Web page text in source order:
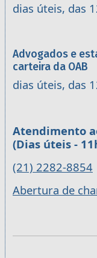
dias úteis, das
Advogados e
carteira da OAB
dias úteis, das
Atendimento
(Dias úteis -
(21) 2282-8854
Abertura de